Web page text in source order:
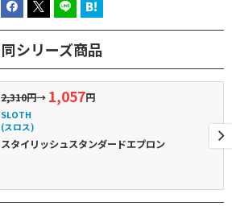
同シリーズ商品
2,310円→ 1,057円
SLOTH
(スロス)
スタイリッシュスタンダードエプロン